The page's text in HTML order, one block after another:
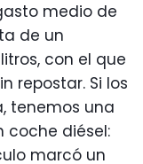
medio de
de un
con el que
repostar. Si los
tenemos una
coche diésel:
marcó un